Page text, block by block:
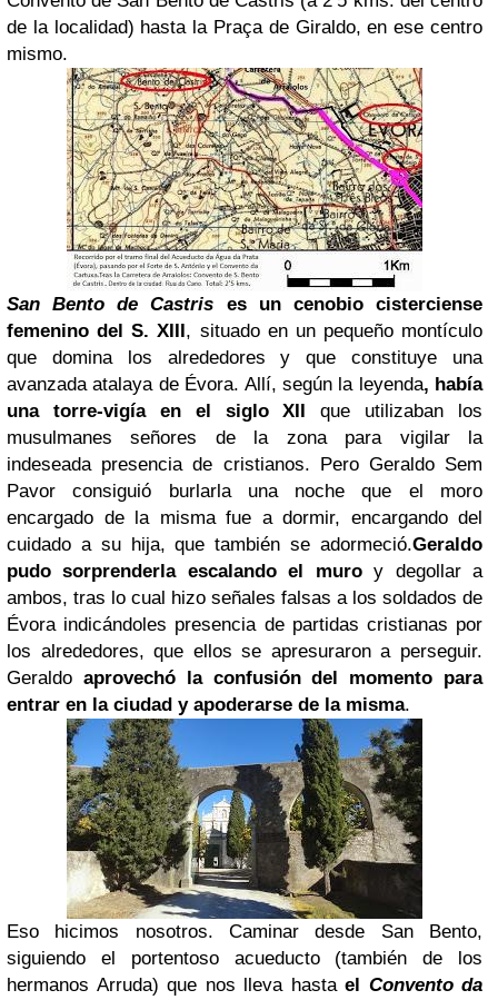
de la localidad) hasta la Praça de Giraldo, en ese centro
mismo.
San Bento de Castris es un cenobio cisterciense
femenino del S. XIII, situado en un pequeño montículo
que domina los alrededores y que constituye una
avanzada atalaya de Évora. Allí, según la leyenda, había
una torre-vigía en el siglo XII que utilizaban los
musulmanes señores de la zona para vigilar la
indeseada presencia de cristianos. Pero Geraldo Sem
Pavor consiguió burlarla una noche que el moro
encargado de la misma fue a dormir, encargando del
cuidado a su hija, que también se adormeció.Geraldo
pudo sorprenderla escalando el muroy degollar a
ambos, tras lo cual hizo señales falsas a los soldados de
Évora indicándoles presencia de partidas cristianas por
los alrededores, que ellos se apresuraron a perseguir.
Geraldo aprovechó la confusión del momento para
entrar en la ciudad y apoderarse de la misma.
Eso hicimos nosotros. Caminar desde San Bento,
siguiendo el portentoso acueducto (también de los
hermanos Arruda) que nos lleva hasta el Convento da